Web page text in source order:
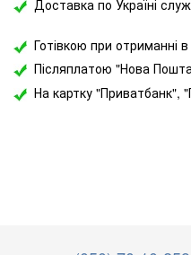
Доставка по Україні
Готівкою при отриманні в
Післяплатою "Нова
На картку "Приватбанк",